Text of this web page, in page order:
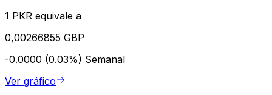
1 PKR equivale a
0,00266855 GBP
-0.0000 (0.03%) Semanal
Ver gráfico